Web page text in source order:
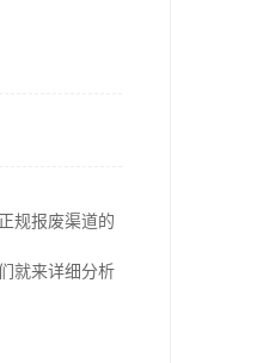
规报废渠道的
就来详细分析